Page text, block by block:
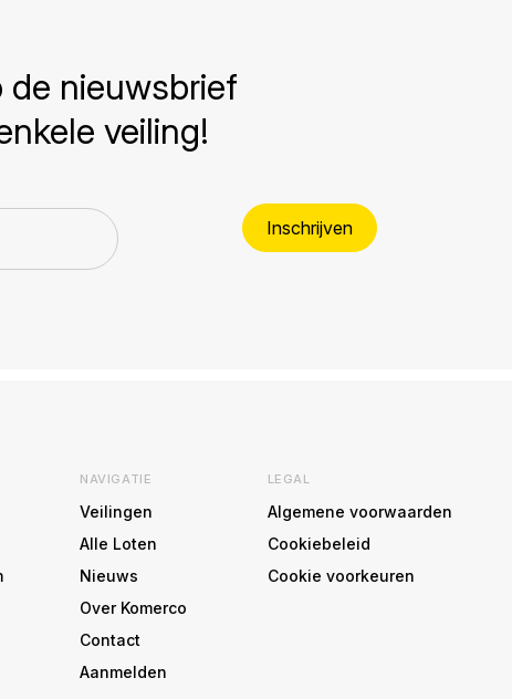
de nieuwsbrief
veiling!
Inschrijven
NAVIGATIE
Veilingen
Alle Loten
Nieuws
Over Komerco
Contact
Aanmelden
LEGAL
Algemene voorwaarden
Cookiebeleid
Cookie voorkeuren